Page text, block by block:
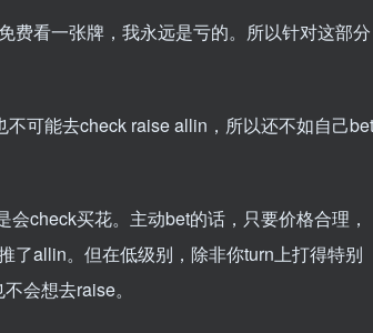
费看一张牌，我永远是亏的。所以针对这部分
可能去check raise allin，所以还不如自己bet
check买花。主动bet的话，只要价格合理，
了allin。但在低级别，除非你turn上打得特别
会想去raise。